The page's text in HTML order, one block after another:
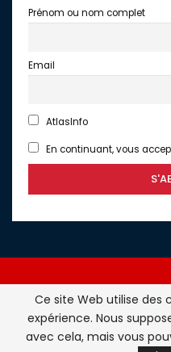
Prénom ou nom complet
Email
AtlasInfo
En continuant, vous
Atlasinfo.fr : l'essentiel
Maghreb © Tous
Ce site Web utilise des
expérience. Nous
avec cela, mais vous